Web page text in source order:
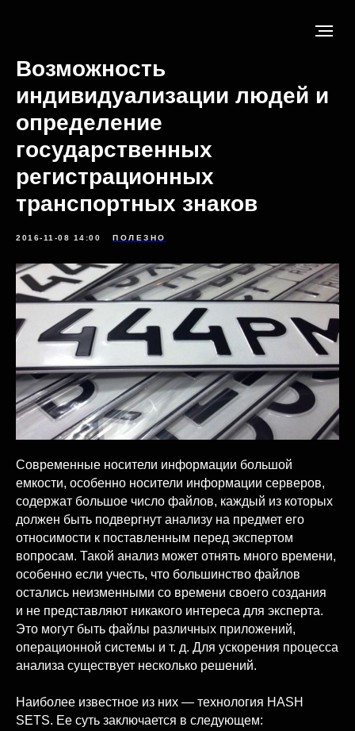
Возможность
индивидуализации людей и
определение
государственных
регистрационных
транспортных знаков
2016-11-08 14:00 ПОЛЕЗНО
Современные носители информации большой
емкости, особенно носители информации серверов,
содержат большое число файлов, каждый из которых
должен быть подвергнут анализу на предмет его
относимости к поставленным перед экспертом
вопросам. Такой анализ может отнять много времени,
особенно если учесть, что большинство файлов
остались неизменными со времени своего создания
и не представляют никакого интереса для эксперта.
Это могут быть файлы различных приложений,
операционной системы и т. д. Для ускорения процесса
анализа существует несколько решений.
Наиболее известное из них — технология HASH
SETS. Ее суть заключается в следующем: